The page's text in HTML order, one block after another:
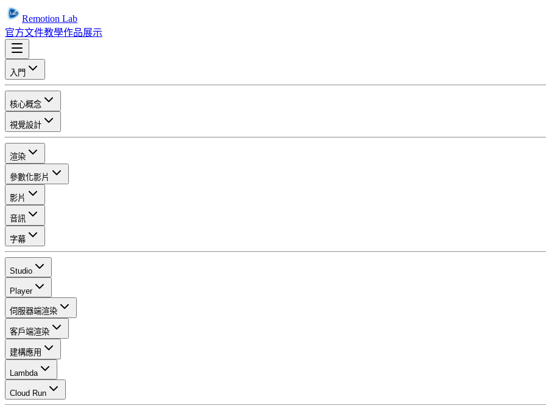
Remotion Lab
官方文件教學作品展示
入門
核心概念
視覺設計
渲染
參數化影片
影片
音訊
字幕
Studio
Player
伺服器端渲染
客戶端渲染
建構應用
Lambda
Cloud Run